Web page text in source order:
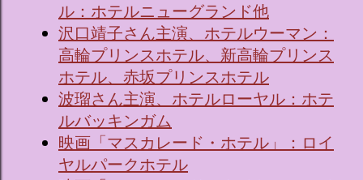
ル：ホテルニューグランド他
沢口靖子さん主演、ホテルウーマン：
高輪プリンスホテル、新高輪プリンス
ホテル、赤坂プリンスホテル
波瑠さん主演、ホテルローヤル：ホテ
ルバッキンガム
映画「マスカレード・ホテル」：ロイ
ヤルパークホテル